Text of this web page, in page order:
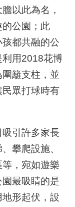
以此為名，
公園；此
都共融的公
利用2018花博
籬支柱，並
眾打球時有
吸引許多家長
攀爬設施、
，宛如遊樂
最吸睛的是
形起伏，設